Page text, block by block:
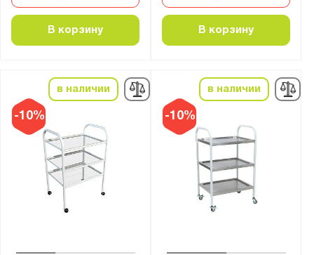
В корзину В корзину
-10%
в наличии
-10%
в наличии
Материал:
Цвет:
Транспортный белый (RAL 9016)
Страна производства:
Россия
Производитель: